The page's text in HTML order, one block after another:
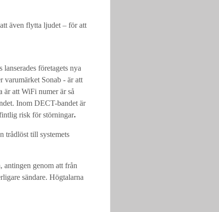
även flytta ljudet – för att
företagets nya
varumärket Sonab - är att
att WiFi numer är så
Inom DECT-bandet är
risk för störningar.
trådlöst till systemets
antingen genom att från
sändare. Högtalarna